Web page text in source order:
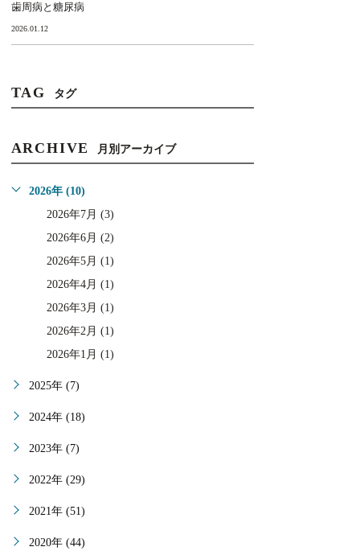
歯周病と糖尿病
2026.01.12
TAG タグ
ARCHIVE 月別アーカイブ
2026年 (10)
2026年7月 (3)
2026年6月 (2)
2026年5月 (1)
2026年4月 (1)
2026年3月 (1)
2026年2月 (1)
2026年1月 (1)
2025年 (7)
2024年 (18)
2023年 (7)
2022年 (29)
2021年 (51)
2020年 (44)